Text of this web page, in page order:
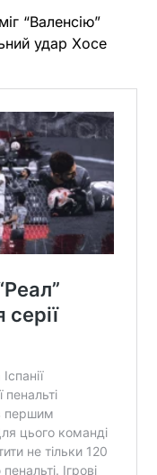
“Валенсію”
удар Хосе